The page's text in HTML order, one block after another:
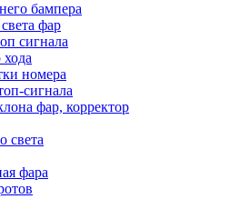
бампера
фар
сигнала
номера
сигнала
фар, корректор
света
фара